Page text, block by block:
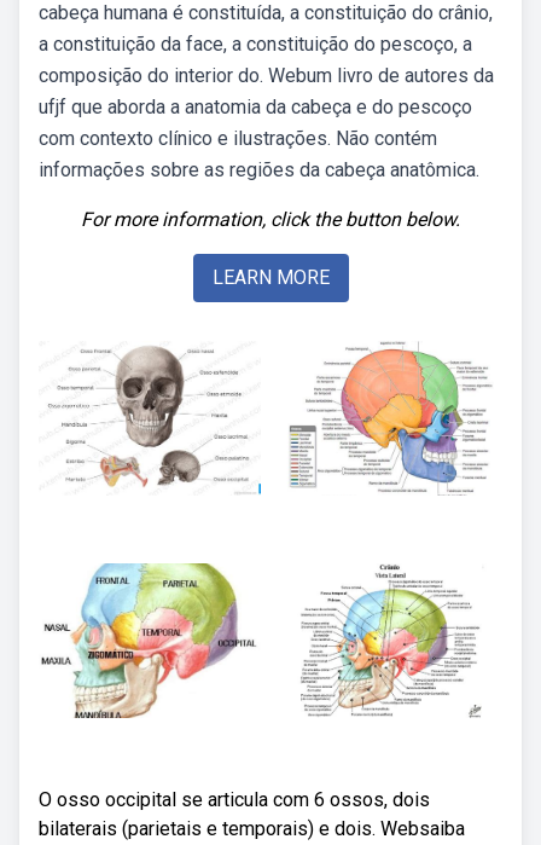
cabeça humana é constituída, a constituição do crânio,
a constituição da face, a constituição do pescoço, a
composição do interior do. Webum livro de autores da
ufjf que aborda a anatomia da cabeça e do pescoço
com contexto clínico e ilustrações. Não contém
informações sobre as regiões da cabeça anatômica.
For more information, click the button below.
LEARN MORE
O osso occipital se articula com 6 ossos, dois
bilaterais (parietais e temporais) e dois. Websaiba